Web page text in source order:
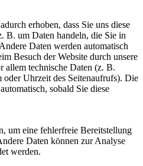
erhoben, dass Sie uns diese
B. um Daten handeln, die Sie in
Daten werden automatisch
Besuch der Website durch unsere
allem technische Daten (z. B.
oder Uhrzeit des Seitenaufrufs). Die
sobald Sie diese
um eine fehlerfreie Bereitstellung
Daten können zur Analyse
werden.